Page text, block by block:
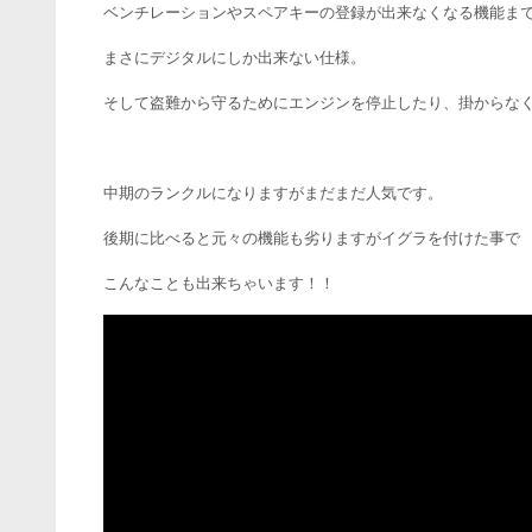
ベンチレーションやスペアキーの登録が出来なくなる機能ま
まさにデジタルにしか出来ない仕様。
そして盗難から守るためにエンジンを停止したり、掛から
中期のランクルになりますがまだまだ人気です。
後期に比べると元々の機能も劣りますがイグラを付けた事で
こんなことも出来ちゃいます！！